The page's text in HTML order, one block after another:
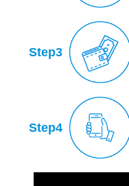
Step3
Step4